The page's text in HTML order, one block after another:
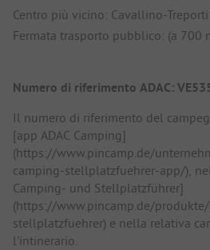
Centro più vicino: Cavallino-
Fermata trasporto pubblico: (a 700
Numero di riferimento ADAC:
Il numero di riferimento del
[app ADAC Camping]
(https://www.pincamp.de/
camping-stellplatzfuehrer-app/),
Camping- und Stellplatzführer]
(https://www.pincamp.de/
stellplatzfuehrer) e nella relativa
l'intinerario.